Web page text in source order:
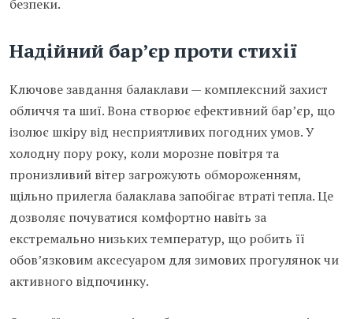
безпеки.
Надійний бар’єр проти стихії
Ключове завдання балаклави — комплексний захист
обличчя та шиї. Вона створює ефективний бар’єр, що
ізолює шкіру від несприятливих погодних умов. У
холодну пору року, коли морозне повітря та
пронизливий вітер загрожують обмороженням,
щільно прилегла балаклава запобігає втраті тепла. Це
дозволяє почуватися комфортно навіть за
екстремально низьких температур, що робить її
обов’язковим аксесуаром для зимових прогулянок чи
активного відпочинку.